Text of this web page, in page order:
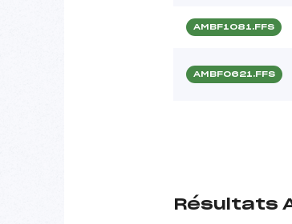
AMBF1081.FFS
AMBF0621.FFS
Résultats